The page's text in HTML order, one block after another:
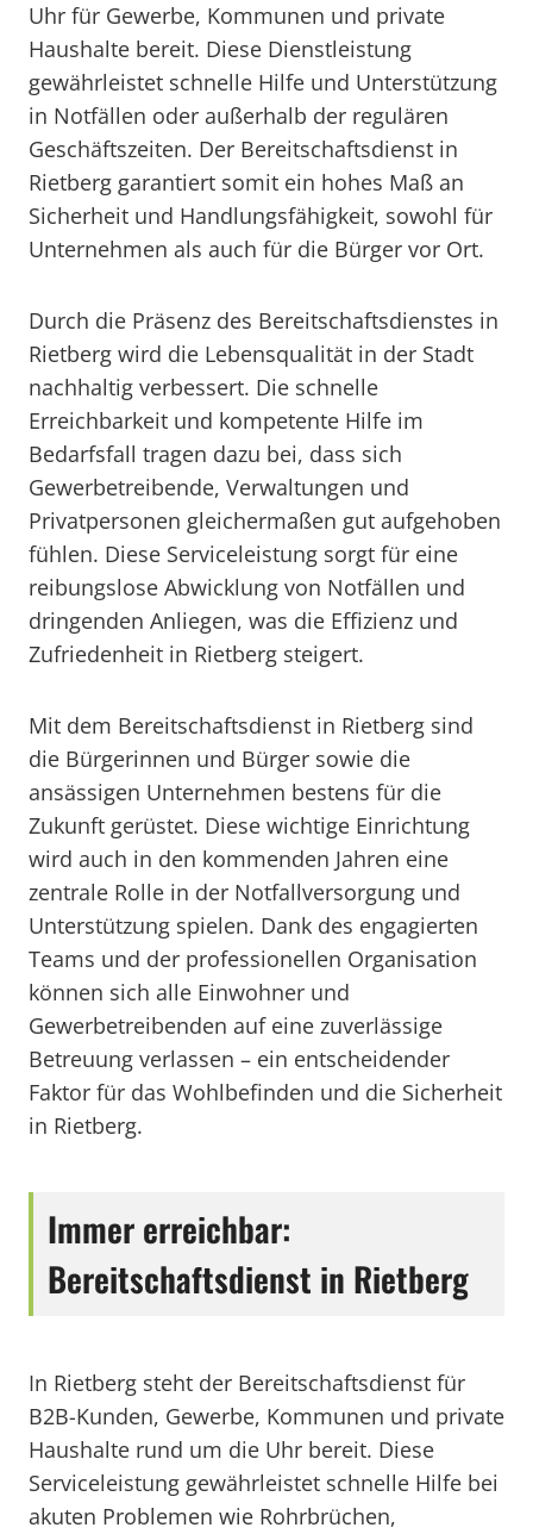
Uhr für Gewerbe, Kommunen und private
Haushalte bereit. Diese Dienstleistung
gewährleistet schnelle Hilfe und Unterstützung
in Notfällen oder außerhalb der regulären
Geschäftszeiten. Der Bereitschaftsdienst in
Rietberg garantiert somit ein hohes Maß an
Sicherheit und Handlungsfähigkeit, sowohl für
Unternehmen als auch für die Bürger vor Ort.
Durch die Präsenz des Bereitschaftsdienstes in
Rietberg wird die Lebensqualität in der Stadt
nachhaltig verbessert. Die schnelle
Erreichbarkeit und kompetente Hilfe im
Bedarfsfall tragen dazu bei, dass sich
Gewerbetreibende, Verwaltungen und
Privatpersonen gleichermaßen gut aufgehoben
fühlen. Diese Serviceleistung sorgt für eine
reibungslose Abwicklung von Notfällen und
dringenden Anliegen, was die Effizienz und
Zufriedenheit in Rietberg steigert.
Mit dem Bereitschaftsdienst in Rietberg sind
die Bürgerinnen und Bürger sowie die
ansässigen Unternehmen bestens für die
Zukunft gerüstet. Diese wichtige Einrichtung
wird auch in den kommenden Jahren eine
zentrale Rolle in der Notfallversorgung und
Unterstützung spielen. Dank des engagierten
Teams und der professionellen Organisation
können sich alle Einwohner und
Gewerbetreibenden auf eine zuverlässige
Betreuung verlassen – ein entscheidender
Faktor für das Wohlbefinden und die Sicherheit
in Rietberg.
Immer erreichbar:
Bereitschaftsdienst in Rietberg
In Rietberg steht der Bereitschaftsdienst für
B2B-Kunden, Gewerbe, Kommunen und private
Haushalte rund um die Uhr bereit. Diese
Serviceleistung gewährleistet schnelle Hilfe bei
akuten Problemen wie Rohrbrüchen,